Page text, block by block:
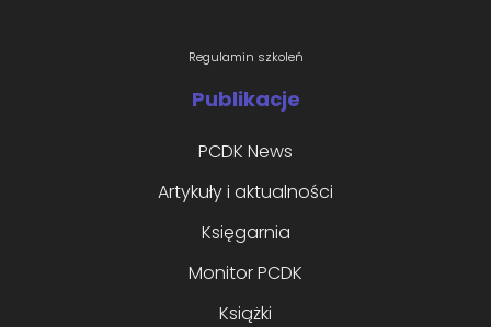
Regulamin szkoleń
Publikacje
PCDK News
Artykuły i aktualności
Księgarnia
Monitor PCDK
Książki